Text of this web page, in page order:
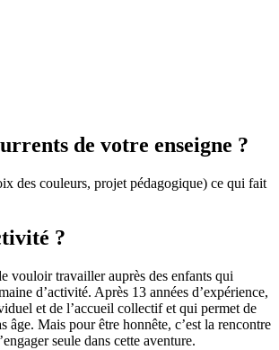
de votre enseigne ?
des couleurs, projet pédagogique) ce qui fait
?
vouloir travailler auprès des enfants qui
d’activité. Après 13 années d’expérience,
et de l’accueil collectif et qui permet de
âge. Mais pour être honnête, c’est la rencontre
seule dans cette aventure.